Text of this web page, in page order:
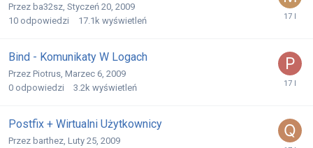
Przez ba32sz Styczeń 20, 2009
10 odpowiedzi 17.1k wyświetleń
Bind - Komunikaty W Logach
Przez Piotrus Marzec 6, 2009
0 odpowiedzi 3.2k wyświetleń
Postfix + Wirtualni Użytkownicy
Przez barthez Luty 25, 2009